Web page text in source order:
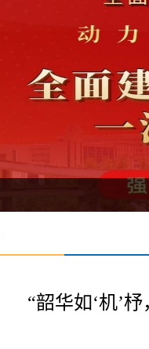
“韶华如‘机’